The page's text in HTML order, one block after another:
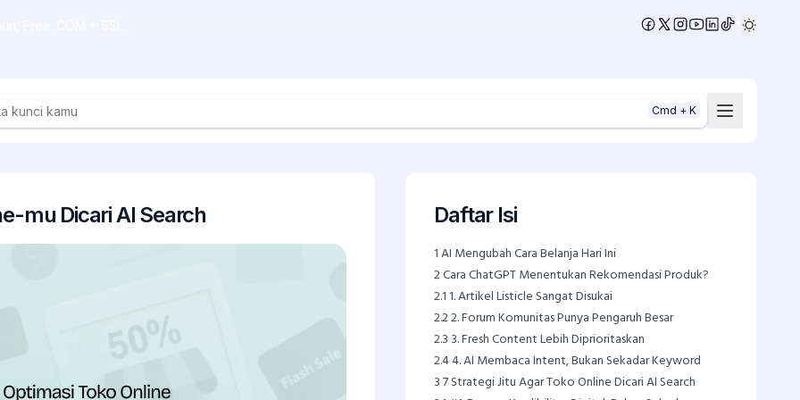
Cmd + K
mu Dicari AI Search Daftar Isi
1AI Mengubah Cara Belanja Hari Ini
2Cara ChatGPT Menentukan Rekomendasi Produk?
2.11. Artikel Listicle Sangat Disukai
2.22. Forum Komunitas Punya Pengaruh Besar
2.3 3. Fresh Content Lebih Diprioritaskan
2.44. AI Membaca Intent, Bukan Sekadar Keyword
37 Strategi Jitu Agar Toko Online Dicari AI Search